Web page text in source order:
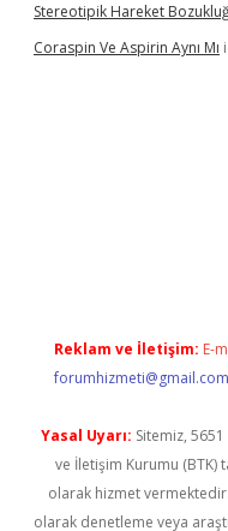
Stereotipik Hareket
Coraspin Ve Aspirin Aynı Mı
Reklam ve İletişim: E-
forumhizmeti@gmail.com
Yasal Uyarı: Sitemiz,
ve İletişim Kurumu (BTK)
olarak hizmet
olarak denetleme veya